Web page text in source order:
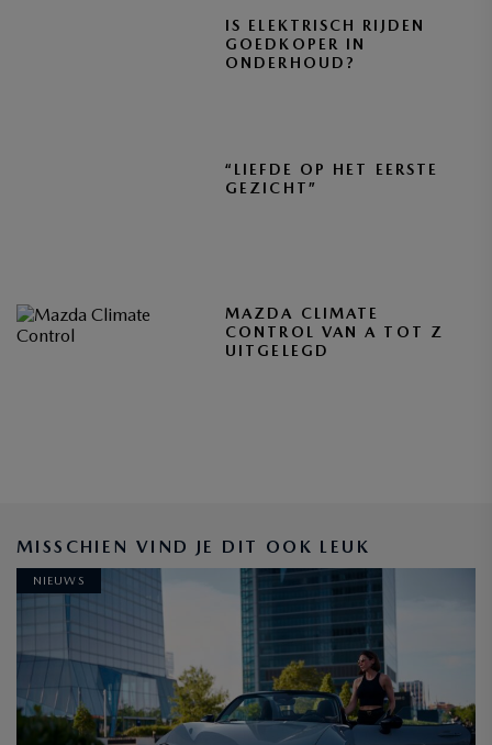
IS ELEKTRISCH RIJDEN
GOEDKOPER IN
ONDERHOUD?
“LIEFDE OP HET EERSTE
GEZICHT”
MAZDA CLIMATE
CONTROL VAN A TOT Z
UITGELEGD
MISSCHIEN VIND JE DIT OOK LEUK
NIEUWS